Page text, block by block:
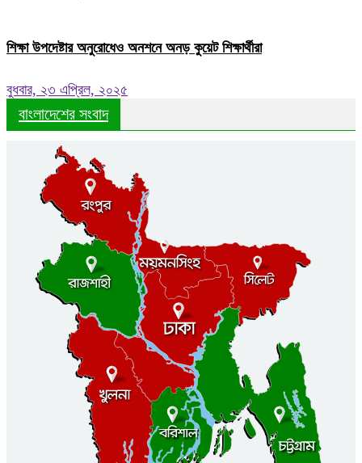
শিক্ষা উপদেষ্টার অনুরোধেও অনশনে অনড় কুয়েট শিক্ষার্থীরা
বুধবার, ২৩ এপ্রিল, ২০২৫
বাংলাদেশের সংবাদ